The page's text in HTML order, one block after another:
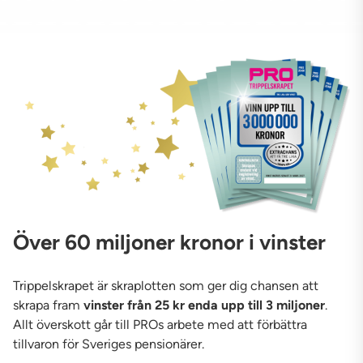
Över 60 miljoner kronor i vinster
Trippelskrapet är skraplotten som ger dig chansen att
skrapa fram vinster från 25 kr enda upp till 3 miljoner.
Allt överskott går till PROs arbete med att förbättra
tillvaron för Sveriges pensionärer.